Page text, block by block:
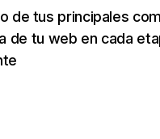
de tus principales
de tu web en cada